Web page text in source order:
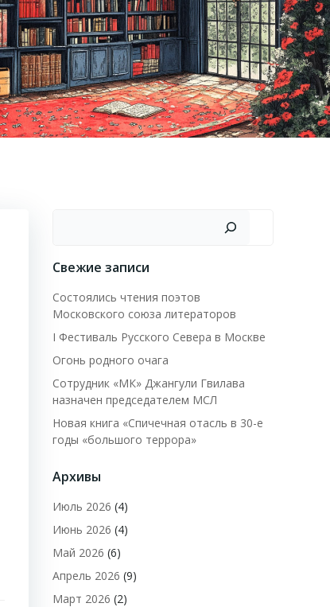
Свежие записи
Состоялись чтения поэтов
Московского союза литераторов
I Фестиваль Русского Севера в Москве
Огонь родного очага
Сотрудник «МК» Джангули Гвилава
назначен председателем МСЛ
Новая книга «Спичечная отасль в 30-е
годы «большого террора»
Архивы
Июль 2026 (4)
Июнь 2026 (4)
Май 2026 (6)
Апрель 2026 (9)
Март 2026 (2)